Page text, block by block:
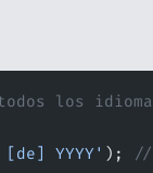
los
[de] YYYY' ); //